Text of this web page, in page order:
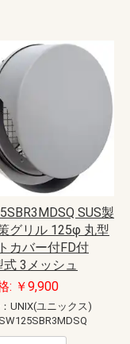
SUS製
グリル 125φ 丸型
カバー付FD付
3メッシュ
: ￥9,900
UNIX(ユニックス)